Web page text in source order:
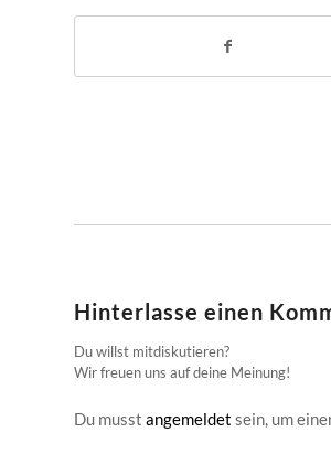
Hinterlasse einen
Du willst mitdiskutieren?
Wir freuen uns auf deine Meinung!
Du musst angemeldet sein, um